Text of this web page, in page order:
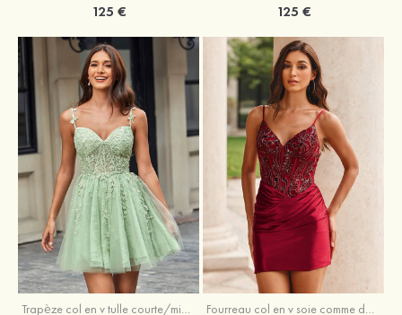
125 € 125 €
Trapèze col en v tulle courte/mini robe de fête de la rentrée avec perles Fourreau col en v soie comme du satin courte/mini robe de fête de la rentrée avec paillettes